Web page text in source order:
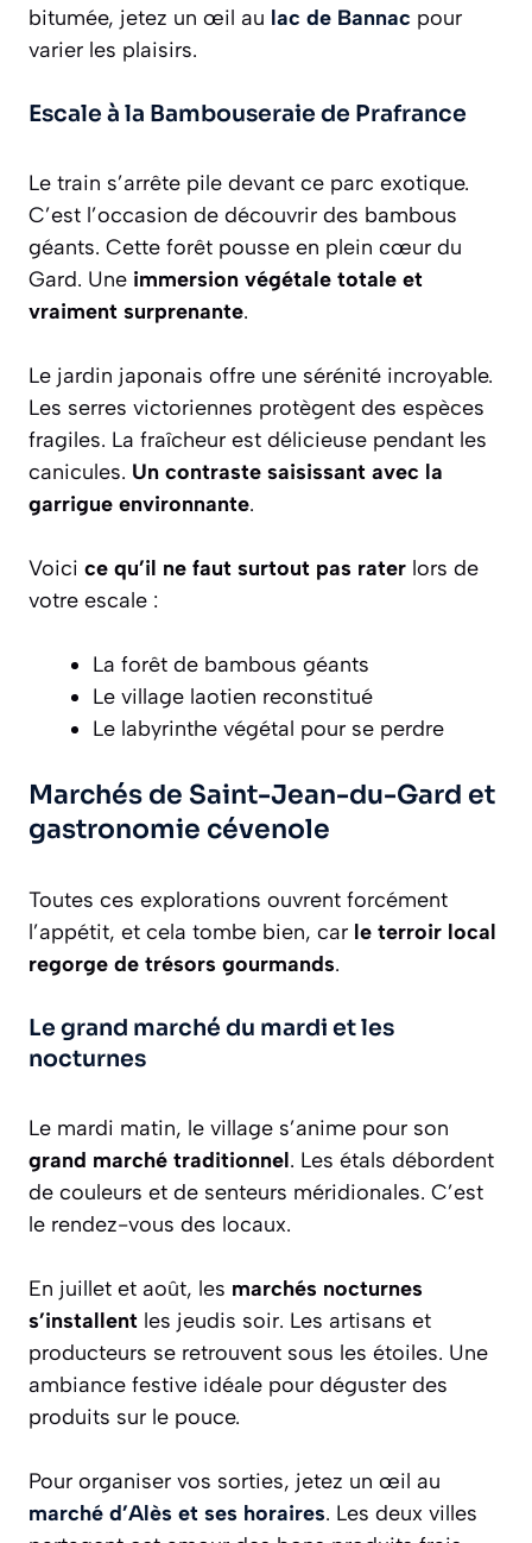
bitumée, jetez un œil au lac de Bannac pour
varier les plaisirs.
Escale à la Bambouseraie de Prafrance
Le train s’arrête pile devant ce parc exotique.
C’est l’occasion de découvrir des bambous
géants. Cette forêt pousse en plein cœur du
Gard. Une immersion végétale totale et
vraiment surprenante.
Le jardin japonais offre une sérénité incroyable.
Les serres victoriennes protègent des espèces
fragiles. La fraîcheur est délicieuse pendant les
canicules. Un contraste saisissant avec la
garrigue environnante.
Voici ce qu’il ne faut surtout pas rater lors de
votre escale :
La forêt de bambous géants
Le village laotien reconstitué
Le labyrinthe végétal pour se perdre
Marchés de Saint-Jean-du-Gard et
gastronomie cévenole
Toutes ces explorations ouvrent forcément
l’appétit, et cela tombe bien, car le terroir local
regorge de trésors gourmands.
Le grand marché du mardi et les
nocturnes
Le mardi matin, le village s’anime pour son
grand marché traditionnel. Les étals débordent
de couleurs et de senteurs méridionales. C’est
le rendez-vous des locaux.
En juillet et août, les marchés nocturnes
s’installent les jeudis soir. Les artisans et
producteurs se retrouvent sous les étoiles. Une
ambiance festive idéale pour déguster des
produits sur le pouce.
Pour organiser vos sorties, jetez un œil au
marché d’Alès et ses horaires. Les deux villes